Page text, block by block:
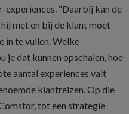
“Daarbij kan de
met en bij de klant moet
in te vullen. Welke
je dat kunnen opschalen, hoe
aantal experiences valt
klantreizen. Op die
tot een strategie